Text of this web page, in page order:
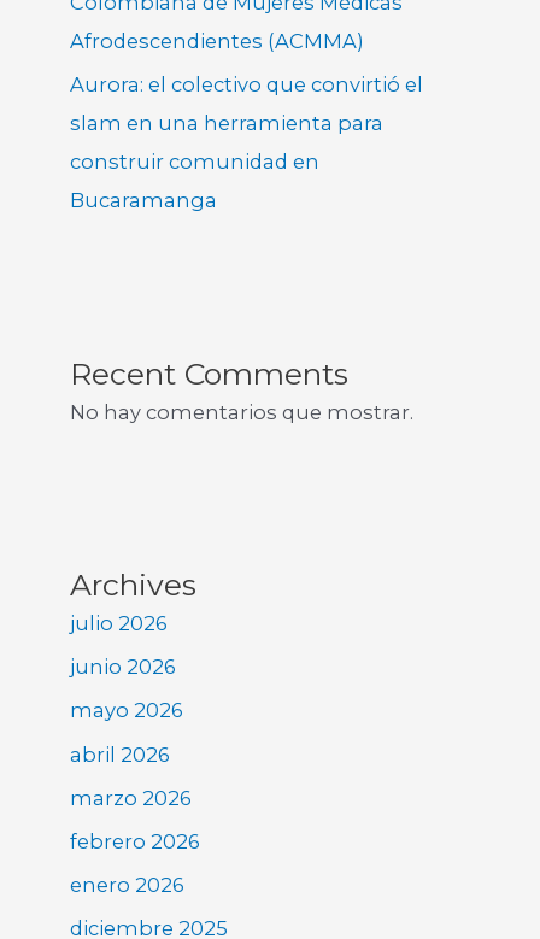
Afrodescendientes (ACMMA)
Aurora: el colectivo que convirtió el
slam en una herramienta para
construir comunidad en
Bucaramanga
Recent Comments
No hay comentarios que mostrar.
Archives
julio 2026
junio 2026
mayo 2026
abril 2026
marzo 2026
febrero 2026
enero 2026
diciembre 2025